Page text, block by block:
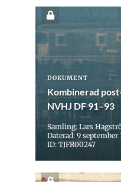
DOKUMENT
Kombinerad
NVHJ DF 91–93
Samling: Lars
Daterad: 9 september
ID: TJFR00247